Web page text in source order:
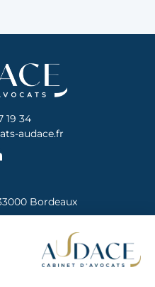
19 34
audace.fr
Bordeaux
des articles L. 612-1 et
vous avez la
un Avocat, de recourir
consommation qui sera le